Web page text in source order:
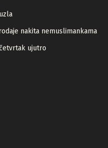
nakita nemuslimankama
ujutro